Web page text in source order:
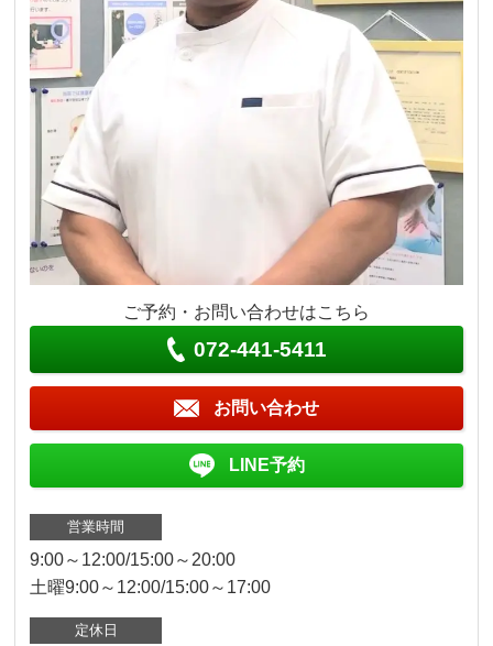
ご予約・お問い合わせはこちら
072-441-5411
お問い合わせ
LINE予約
営業時間
9:00～12:00/15:00～20:00
土曜9:00～12:00/15:00～17:00
定休日